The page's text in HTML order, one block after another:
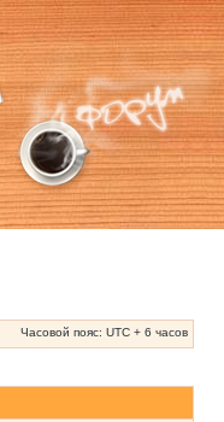
Часовой пояс: UTC + 6 часов